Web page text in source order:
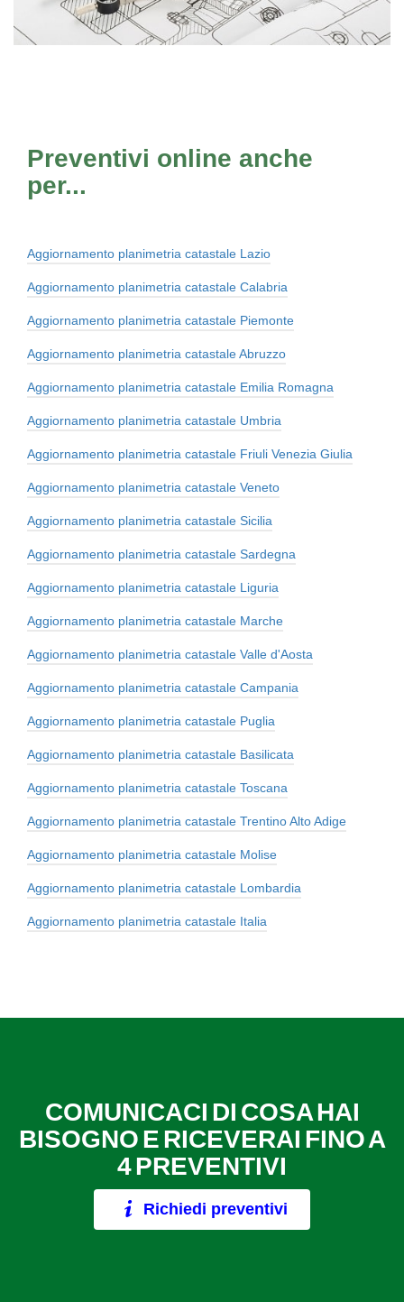
Preventivi online anche
per...
Aggiornamento planimetria catastale Lazio
Aggiornamento planimetria catastale Calabria
Aggiornamento planimetria catastale Piemonte
Aggiornamento planimetria catastale Abruzzo
Aggiornamento planimetria catastale Emilia Romagna
Aggiornamento planimetria catastale Umbria
Aggiornamento planimetria catastale Friuli Venezia Giulia
Aggiornamento planimetria catastale Veneto
Aggiornamento planimetria catastale Sicilia
Aggiornamento planimetria catastale Sardegna
Aggiornamento planimetria catastale Liguria
Aggiornamento planimetria catastale Marche
Aggiornamento planimetria catastale Valle d'Aosta
Aggiornamento planimetria catastale Campania
Aggiornamento planimetria catastale Puglia
Aggiornamento planimetria catastale Basilicata
Aggiornamento planimetria catastale Toscana
Aggiornamento planimetria catastale Trentino Alto Adige
Aggiornamento planimetria catastale Molise
Aggiornamento planimetria catastale Lombardia
Aggiornamento planimetria catastale Italia
COMUNICACI DI COSA HAI
BISOGNO E RICEVERAI FINO A
4 PREVENTIVI
Richiedi preventivi